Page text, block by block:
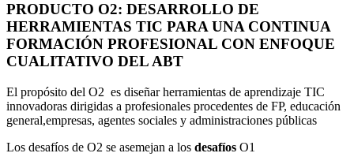
PRODUCTO O2: DESARROLLO DE
HERRAMIENTAS TIC PARA UNA CONTINUA
FORMACIÓN PROFESIONAL CON ENFOQUE
CUALITATIVO DEL ABT
El propósito del O2 es diseñar herramientas de aprendizaje TIC
innovadoras dirigidas a profesionales procedentes de FP, educación
general,empresas, agentes sociales y administraciones públicas
Los desafíos de O2 se asemejan a los desafíos O1